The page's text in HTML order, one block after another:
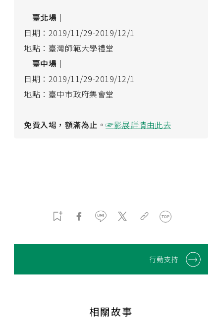
｜臺北場｜
日期：2019/11/29-2019/12/1
地點：臺灣師範大學禮堂
｜臺中場｜
日期：2019/11/29-2019/12/1
地點：臺中市政府集會堂
免費入場，額滿為止 。 ☞影展詳情由此去
行動支持
相關故事